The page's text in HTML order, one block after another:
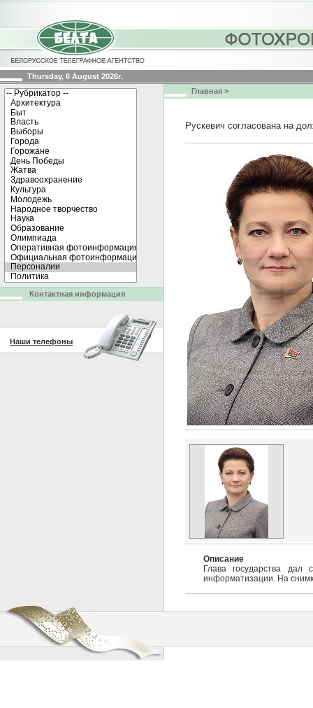
Thursday, 6 August 2026г.
Главная >
Рускевич согласована на
Описание
Глава государства дал
информатизации. На
Контактная информация
Наши телефоны